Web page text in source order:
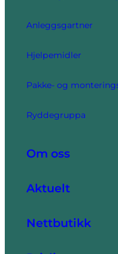
Anleggsgartner
Hjelpemidler
Pakke- og
Ryddegruppa
Om oss
Aktuelt
Nettbutikk